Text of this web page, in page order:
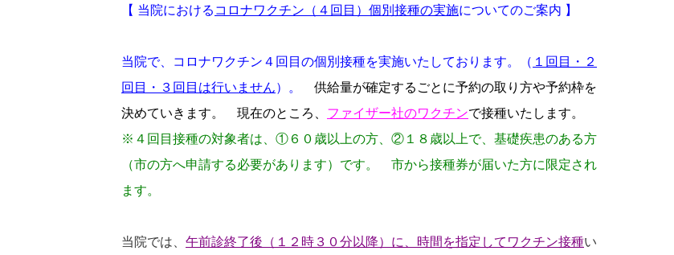
【 当院における コロナワクチン（４回目） 個別接種の実施についてのご案内 】
当院で、コロナワクチン４回目の個別接種を実施いたしております。（ １回目・２
回目・３回目は行いません）。
供給量が確定するごとに予約の取り方や予約枠を
決めていきます。 現在のところ、 ファイザー社のワクチンで接種いたします。
※４回目接種の対象者は、①６０歳以上の方、②１８歳以上で、基礎疾患のある方
（市の方へ申請する必要があります）です。 市から接種券が届いた方に限定され
ます。
当院では、 午前診終了後（１２時３０分以降）に、時間を指定してワクチン接種い